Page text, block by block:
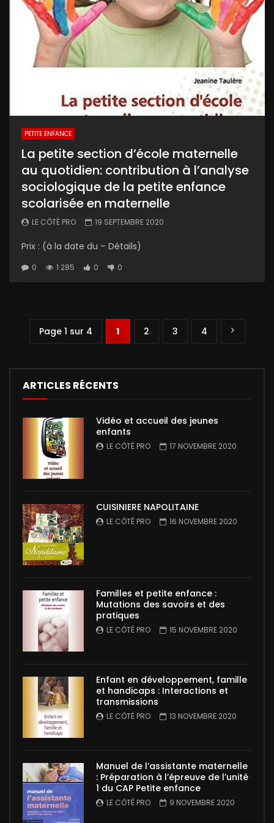
PETITE ENFANCE
La petite section d’école maternelle
au quotidien: contribution à l’analyse
sociologique de la petite enfance
scolarisée en maternelle
LE CÔTÉ PRO 19 SEPTEMBRE 2020
Prix : (à la date du – Détails)
0 1 285 0 0
Page 1 sur 4 1 2 3 4
ARTICLES RÉCENTS
Vidéo et accueil des jeunes
enfants
LE CÔTÉ PRO 17 NOVEMBRE 2020
CUISINIERE NAPOLITAINE
LE CÔTÉ PRO 16 NOVEMBRE 2020
Familles et petite enfance :
Mutations des savoirs et des
pratiques
LE CÔTÉ PRO 15 NOVEMBRE 2020
Enfant en développement, famille
et handicaps : Interactions et
transmissions
LE CÔTÉ PRO 13 NOVEMBRE 2020
Manuel de l’assistante maternelle
: Préparation à l’épreuve de l’unité
1 du CAP Petite enfance
LE CÔTÉ PRO 9 NOVEMBRE 2020